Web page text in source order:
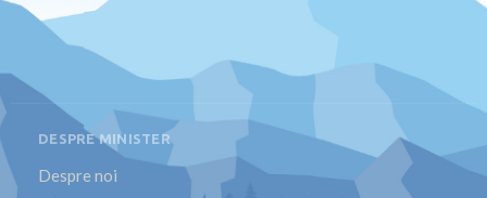
DESPRE MINISTER
Despre noi